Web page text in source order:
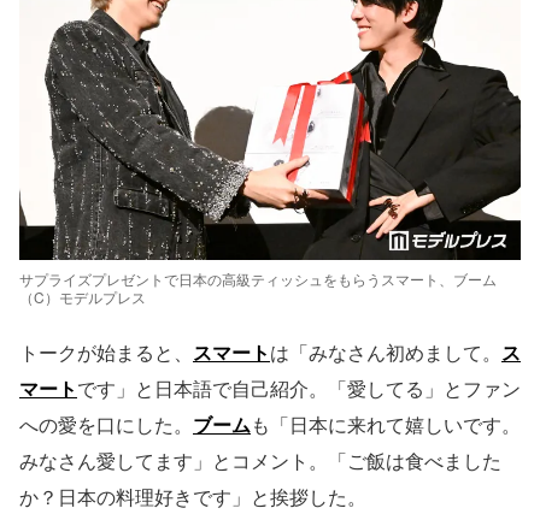
サプライズプレゼントで日本の高級ティッシュをもらうスマート、ブーム
（C）モデルプレス
トークが始まると、 スマートは「みなさん初めまして。 ス
マートです」と日本語で自己紹介。「愛してる」とファン
への愛を口にした。 ブームも「日本に来れて嬉しいです。
みなさん愛してます」とコメント。「ご飯は食べました
か？日本の料理好きです」と挨拶した。